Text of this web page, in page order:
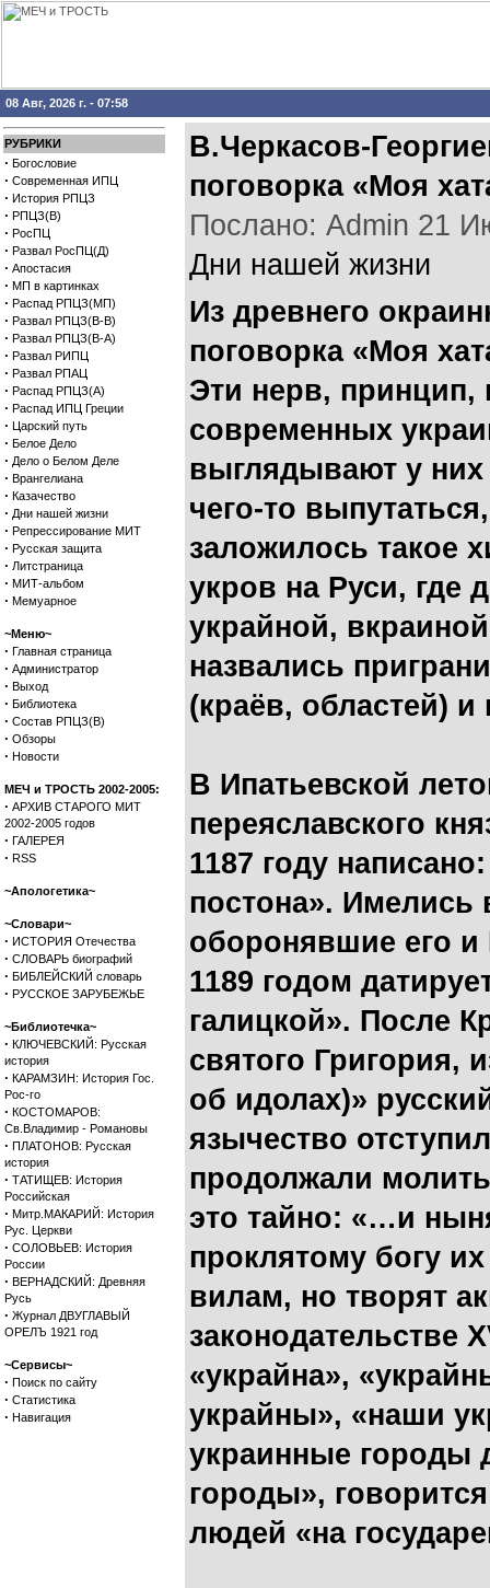
08 Авг, 2026 г. - 07:58
РУБРИКИ
· Богословие
· Современная ИПЦ
· История РПЦЗ
· РПЦЗ(В)
· РосПЦ
· Развал РосПЦ(Д)
· Апостасия
· МП в картинках
· Распад РПЦЗ(МП)
· Развал РПЦЗ(В-В)
· Развал РПЦЗ(В-А)
· Развал РИПЦ
· Развал РПАЦ
· Распад РПЦЗ(А)
· Распад ИПЦ Греции
· Царский путь
· Белое Дело
· Дело о Белом Деле
· Врангелиана
· Казачество
· Дни нашей жизни
· Репрессирование МИТ
· Русская защита
· Литстраница
· МИТ-альбом
· Мемуарное
~Меню~
· Главная страница
· Администратор
· Выход
· Библиотека
· Состав РПЦЗ(В)
· Обзоры
· Новости
МЕЧ и ТРОСТЬ 2002-2005:
· АРХИВ СТАРОГО МИТ
2002-2005 годов
· ГАЛЕРЕЯ
· RSS
~Апологетика~
~Словари~
· ИСТОРИЯ Отечества
· СЛОВАРЬ биографий
· БИБЛЕЙСКИЙ словарь
· РУССКОЕ ЗАРУБЕЖЬЕ
~Библиотечка~
· КЛЮЧЕВСКИЙ: Русская
история
· КАРАМЗИН: История Гос.
Рос-го
· КОСТОМАРОВ:
Св.Владимир - Романовы
· ПЛАТОНОВ: Русская
история
· ТАТИЩЕВ: История
Российская
· Митр.МАКАРИЙ: История
Рус. Церкви
· СОЛОВЬЕВ: История
России
· ВЕРНАДСКИЙ: Древняя
Русь
· Журнал ДВУГЛАВЫЙ
ОРЕЛЪ 1921 год
~Сервисы~
· Поиск по сайту
· Статистика
· Навигация
В.Черкасов-
поговорка «Моя
Послано: Admin 21
Дни нашей жизни
Из древнего
поговорка «Моя
Эти нерв, принцип,
современных
выглядывают у них
чего-то
заложилось такое
укров на Руси, где
украйной,
назвались
(краёв, областей) и
В Ипатьевской
переяславского
1187 году
постона». Имелись
оборонявшие его
1189 годом
галицкой». После
святого Григория,
об идолах)»
язычество
продолжали
это тайно: «…и
проклятому богу
вилам, но творят
законодательстве
«украйна»,
украйны», «наши
украинные городы
городы»,
людей «на